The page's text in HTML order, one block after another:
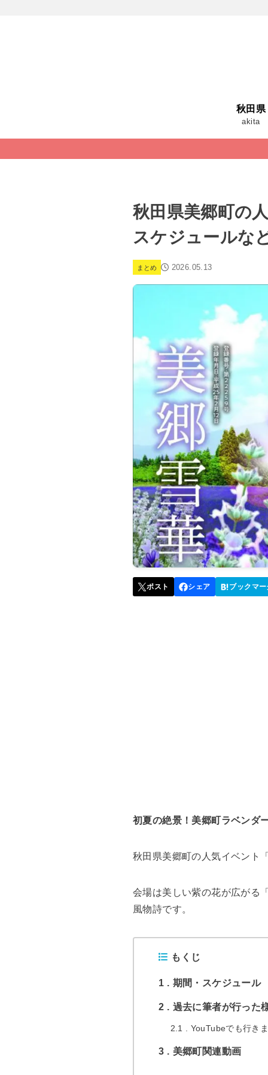
秋田県
akita
秋田県美郷町の
スケジュールな
まとめ 2026.05.13
初夏の絶景！美郷町ラベンダ
秋田県美郷町の人気イベント
会場は美しい紫の花が広がる
風物詩です。
もくじ
1 期間・スケジュール
2 過去に筆者が行った
2.1 YouTubeでも行き
3 美郷町関連動画